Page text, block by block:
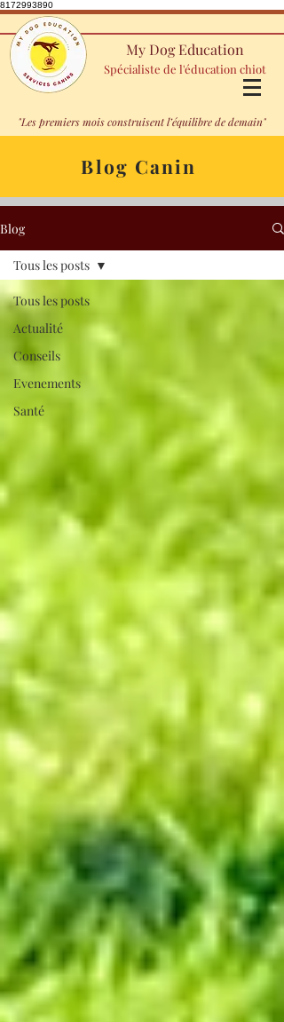
8172993890
My Dog Education
Spécialiste de l'éducation chiot
"Les premiers mois construisent l’équilibre de demain"
Blog Canin
Blog
Tous les posts
Actualité
Conseils
Evenements
Santé
Tous les posts